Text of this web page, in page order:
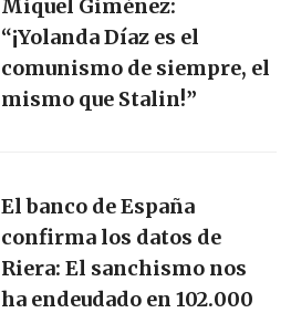
Miquel Giménez:
“¡Yolanda Díaz es el
comunismo de siempre, el
mismo que Stalin!”
El banco de España
confirma los datos de
Riera: El sanchismo nos
ha endeudado en 102.000